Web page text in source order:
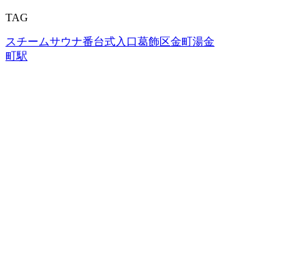
TAG
スチームサウナ番台式入口葛飾区金町湯金
町駅